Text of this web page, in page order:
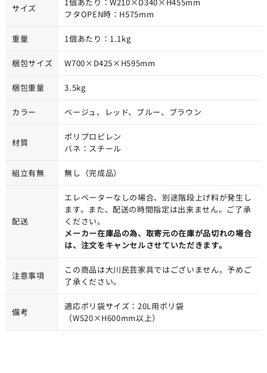
サイズ
フタOPEN時：H575mm
重量 1個あたり：1.1kg
梱包サイズ W700×D425×H595mm
梱包重量 3.5kg
カラー ベージュ、レッド、ブルー、ブラウン
材質
ポリプロピレン
バネ：スチール
組立有無 無し（完成品）
配送
エレベーターなしの場合、別途階段上げ料が発生し
ます。また、配送の時間指定は出来ません。ご了承
ください。
メーカー在庫品の為、取寄元の在庫が品切れの場合
は、注文をキャンセルさせていただきます。
注意事項
この商品は大川民芸家具ではございません。予めご
了承ください。
備考
適応ポリ袋サイズ：20L用ポリ袋
（W520×H600mm以上）